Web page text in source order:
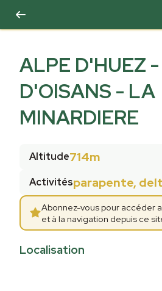
ALPE D'HUEZ
D'OISANS - LA
MINARDIERE
Altitude714m
Activitésparapente,
Abonnez-vous pour accéder
et à la navigation depuis ce
Localisation